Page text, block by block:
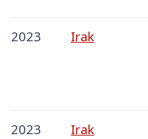
2023 Irak
2023 Irak